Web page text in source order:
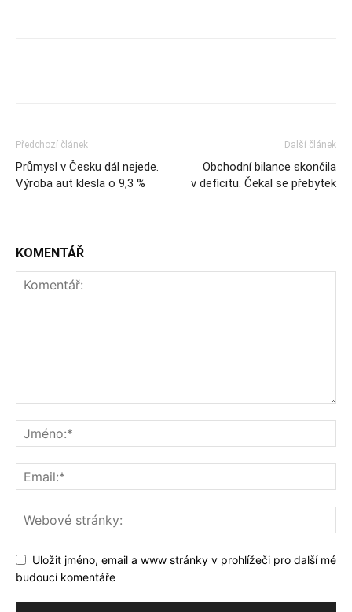
Předchozí článek
Průmysl v Česku dál nejede.
Výroba aut klesla o 9,3 %
Další článek
Obchodní bilance skončila
v deficitu. Čekal se přebytek
KOMENTÁŘ
Uložit jméno, email a www stránky v prohlížeči pro další mé
budoucí komentáře